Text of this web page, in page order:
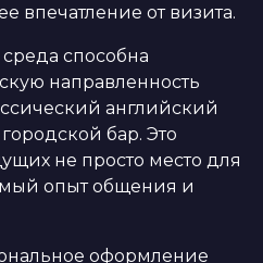
впечатление от визита.
способна
направленность
английский
бар. Это
не просто место для
опыт общения и
оформление